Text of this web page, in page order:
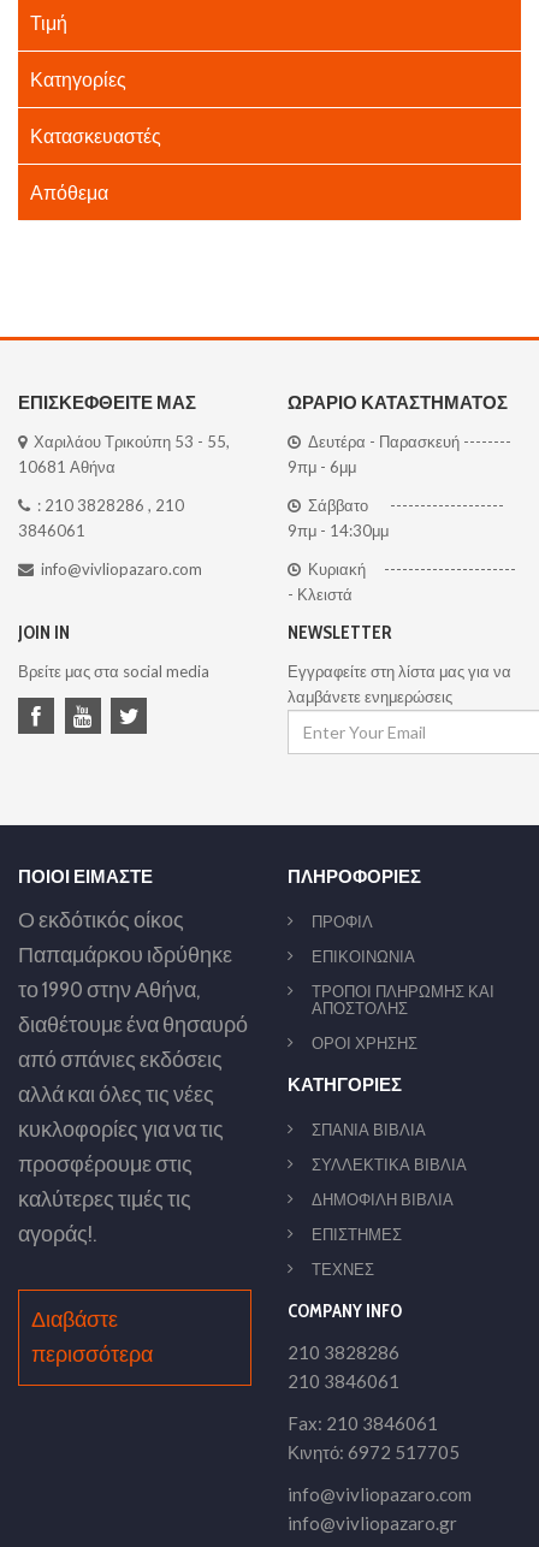
Τιμή
Κατηγορίες
Κατασκευαστές
Απόθεμα
ΕΠΙΣΚΕΦΘΕΙΤΕ ΜΑΣ
Χαριλάου Τρικούπη 53 - 55,
10681 Αθήνα
: 210 3828286 , 210
3846061
info@vivliopazaro.com
ΩΡΑΡΙΟ ΚΑΤΑΣΤΗΜΑΤΟΣ
Δευτέρα - Παρασκευή --------
9πμ - 6μμ
Σάββατο -------------------
9πμ - 14:30μμ
Κυριακή ----------------------
- Κλειστά
JOIN IN
Βρείτε μας στα social media
NEWSLETTER
Εγγραφείτε στη λίστα μας για να
λαμβάνετε ενημερώσεις
ΠΟΙΟΙ ΕΙΜΑΣΤΕ
Ο εκδότικός οίκος
Παπαμάρκου ιδρύθηκε
το 1990 στην Αθήνα,
διαθέτουμε ένα θησαυρό
από σπάνιες εκδόσεις
αλλά και όλες τις νέες
κυκλοφορίες για να τις
προσφέρουμε στις
καλύτερες τιμές τις
αγοράς!.
Διαβάστε
περισσότερα
ΠΛΗΡΟΦΟΡΙΕΣ
ΠΡΟΦΙΛ
ΕΠΙΚΟΙΝΩΝΙΑ
ΤΡΟΠΟΙ ΠΛΗΡΩΜΗΣ ΚΑΙ
ΑΠΟΣΤΟΛΗΣ
ΟΡΟΙ ΧΡΗΣΗΣ
ΚΑΤΗΓΟΡΙΕΣ
ΣΠΑΝΙΑ ΒΙΒΛΙΑ
ΣΥΛΛΕΚΤΙΚΑ ΒΙΒΛΙΑ
ΔΗΜΟΦΙΛΗ ΒΙΒΛΙΑ
ΕΠΙΣΤΗΜΕΣ
ΤΕΧΝΕΣ
COMPANY INFO
210 3828286
210 3846061
Fax: 210 3846061
Κινητό: 6972 517705
info@vivliopazaro.com
info@vivliopazaro.gr